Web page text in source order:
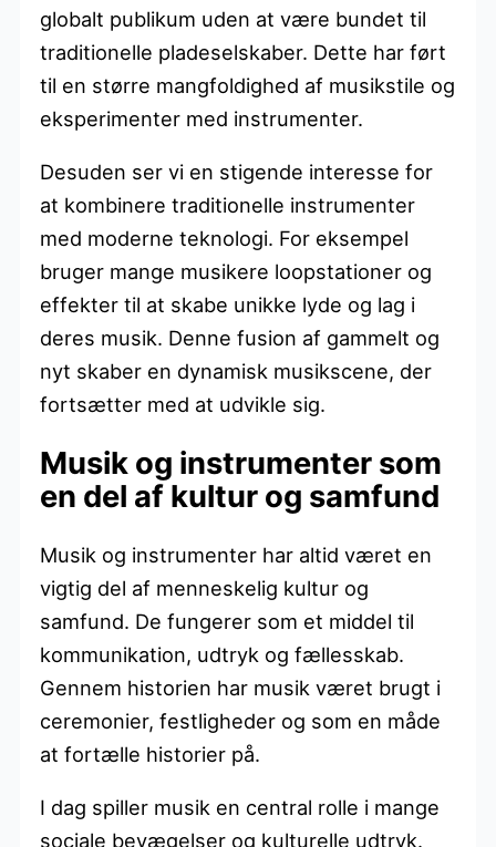
globalt publikum uden at være bundet til
traditionelle pladeselskaber. Dette har ført
til en større mangfoldighed af musikstile og
eksperimenter med instrumenter.
Desuden ser vi en stigende interesse for
at kombinere traditionelle instrumenter
med moderne teknologi. For eksempel
bruger mange musikere loopstationer og
effekter til at skabe unikke lyde og lag i
deres musik. Denne fusion af gammelt og
nyt skaber en dynamisk musikscene, der
fortsætter med at udvikle sig.
Musik og instrumenter som
en del af kultur og samfund
Musik og instrumenter har altid været en
vigtig del af menneskelig kultur og
samfund. De fungerer som et middel til
kommunikation, udtryk og fællesskab.
Gennem historien har musik været brugt i
ceremonier, festligheder og som en måde
at fortælle historier på.
I dag spiller musik en central rolle i mange
sociale bevægelser og kulturelle udtryk.